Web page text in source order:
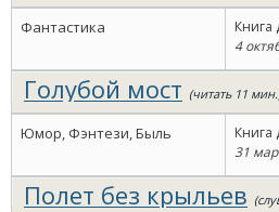
Фантастика
Книга
4
Голубой мост (читать 11
Юмор, Фэнтези, Быль
Книга
31
Полет без крыльев